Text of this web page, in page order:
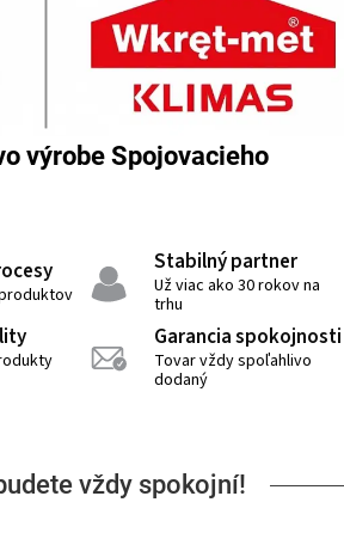
výrobe Spojovacieho
Stabilný partner
Už viac ako 30 rokov na
trhu
Garancia spokojnosti
Tovar vždy spoľahlivo
dodaný
vždy spokojní!